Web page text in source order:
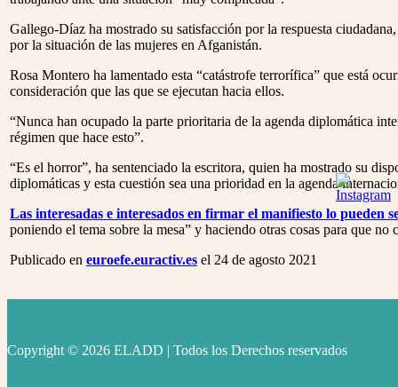
Gallego-Díaz ha mostrado su satisfacción por la respuesta
por la situación de las mujeres en Afganistán.
Rosa Montero ha lamentado esta “catástrofe terrorífica” que está
consideración que las que se ejecutan hacia ellos.
“Nunca han ocupado la parte prioritaria de la agenda diplomática
régimen que hace esto”.
“Es el horror”, ha sentenciado la escritora, quien ha mostrado su
diplomáticas y esta cuestión sea una prioridad en la agenda
Las interesadas e interesados en firmar el manifiesto lo pueden
poniendo el tema sobre la mesa” y haciendo otras cosas para que no
Publicado en euroefe.euractiv.es el 24 de agosto 2021
Copyright © 2026 ELADD | Todos los Derechos reservados